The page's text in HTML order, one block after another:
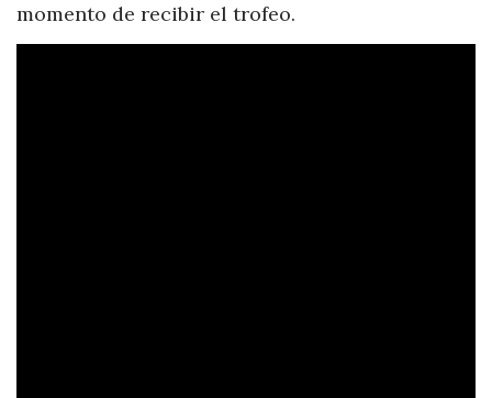
momento de recibir el trofeo.